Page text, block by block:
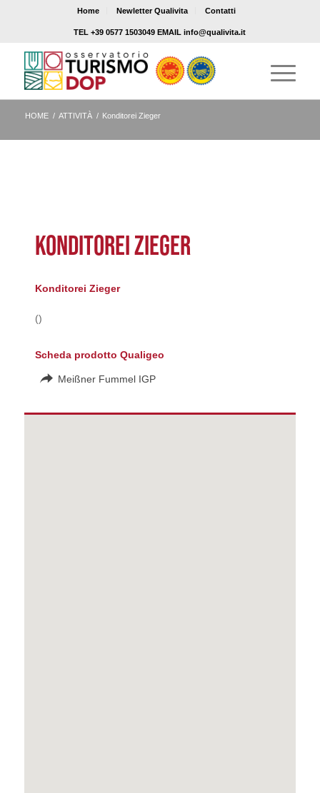
Home Newletter Qualivita Contatti
TEL +39 0577 1503049 EMAIL info@qualivita.it
HOME / ATTIVITÀ / Konditorei Zieger
KONDITOREI ZIEGER
Konditorei Zieger
()
Scheda prodotto Qualigeo
Meißner Fummel IGP